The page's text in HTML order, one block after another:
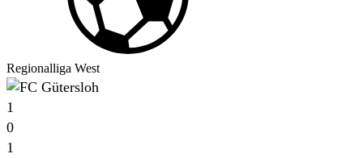
Regionalliga West
1
0
1